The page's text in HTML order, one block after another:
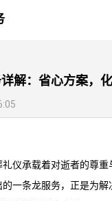
解：省心方案，
仪承载着对逝者的尊
的一条龙服务，正是为